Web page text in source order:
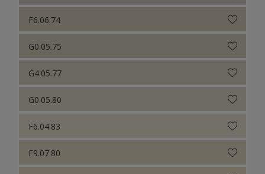
F6.06.74
G0.05.75
G4.05.77
G0.05.80
F6.04.83
F9.07.80